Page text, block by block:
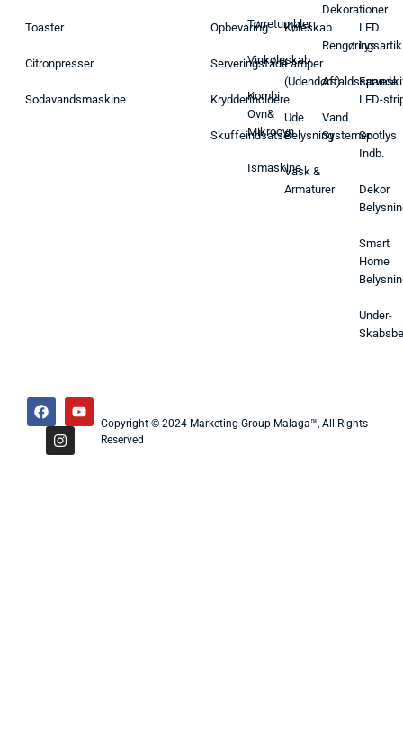
Toaster
Citronpresser
Sodavandsmaskine
Opbevaring
Serveringsfade
Krydderiholdere
Skuffeindsatser
Tørretumbler
Vinkøleskab
Kombi
Ovn&
Mikroovn
Ismaskine
Køleskab
Lamper
(Udendørs)
Ude
Belysning
Vask &
Armaturer
Dekorationer
Affaldsspande
Vand
Systemer
LED
Lys
LED-
Spotlys
Indb.
Dekor
Smart
Home
Under-
Copyright © 2024 Marketing Group Malaga™, All Rights
Reserved